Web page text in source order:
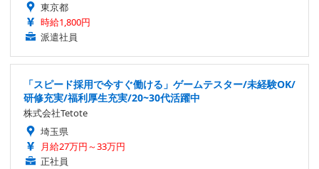
東京都
時給1,800円
派遣社員
「スピード採用で今すぐ働ける」ゲームテスター/未経験OK/
研修充実/福利厚生充実/20~30代活躍中
株式会社Tetote
埼玉県
月給27万円～33万円
正社員